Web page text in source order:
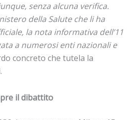
senza alcuna verifica.
della Salute che li ha
la nota informativa dell’11
a numerosi enti nazionali e
concreto che tutela la
ildibattito